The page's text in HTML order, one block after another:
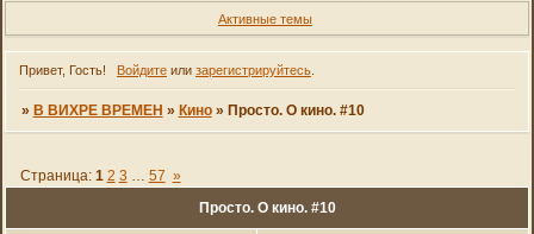
Активные темы
Привет, Гость! Войдитеили зарегистрируйтесь.
» В ВИХРЕ ВРЕМЕН » Кино » Просто. О кино. #10
Просто. О кино. #10
Страница: 1 2 3 … 57 »